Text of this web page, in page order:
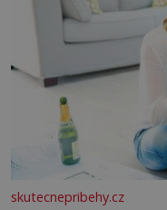
skutecnepribehy.cz